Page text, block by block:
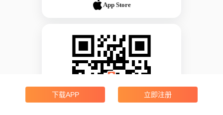
App Store
下载APP 立即注册